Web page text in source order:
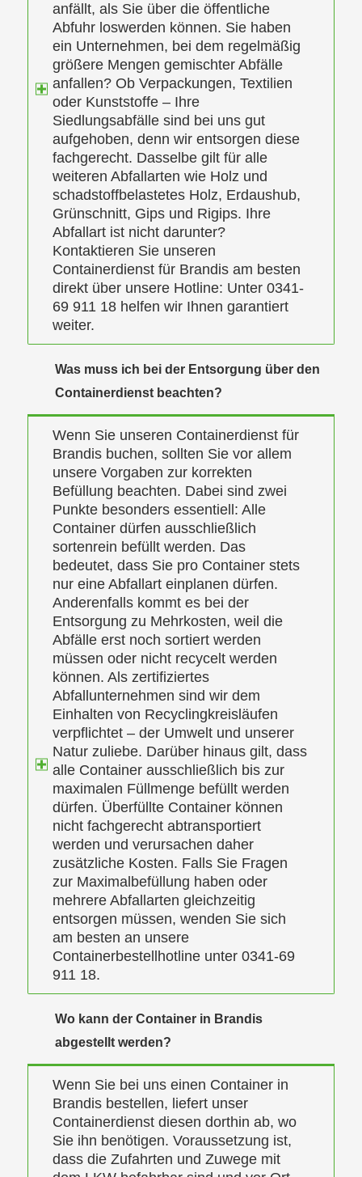
anfällt, als Sie über die öffentliche
Abfuhr loswerden können. Sie haben
ein Unternehmen, bei dem regelmäßig
größere Mengen gemischter Abfälle
anfallen? Ob Verpackungen, Textilien
oder Kunststoffe – Ihre
Siedlungsabfälle sind bei uns gut
aufgehoben, denn wir entsorgen diese
fachgerecht. Dasselbe gilt für alle
weiteren Abfallarten wie Holz und
schadstoffbelastetes Holz, Erdaushub,
Grünschnitt, Gips und Rigips. Ihre
Abfallart ist nicht darunter?
Kontaktieren Sie unseren
Containerdienst für Brandis am besten
direkt über unsere Hotline: Unter 0341-
69 911 18 helfen wir Ihnen garantiert
weiter.
Was muss ich bei der Entsorgung über den
Containerdienst beachten?
Wenn Sie unseren Containerdienst für
Brandis buchen, sollten Sie vor allem
unsere Vorgaben zur korrekten
Befüllung beachten. Dabei sind zwei
Punkte besonders essentiell: Alle
Container dürfen ausschließlich
sortenrein befüllt werden. Das
bedeutet, dass Sie pro Container stets
nur eine Abfallart einplanen dürfen.
Anderenfalls kommt es bei der
Entsorgung zu Mehrkosten, weil die
Abfälle erst noch sortiert werden
müssen oder nicht recycelt werden
können. Als zertifiziertes
Abfallunternehmen sind wir dem
Einhalten von Recyclingkreisläufen
verpflichtet – der Umwelt und unserer
Natur zuliebe. Darüber hinaus gilt, dass
alle Container ausschließlich bis zur
maximalen Füllmenge befüllt werden
dürfen. Überfüllte Container können
nicht fachgerecht abtransportiert
werden und verursachen daher
zusätzliche Kosten. Falls Sie Fragen
zur Maximalbefüllung haben oder
mehrere Abfallarten gleichzeitig
entsorgen müssen, wenden Sie sich
am besten an unsere
Containerbestellhotline unter 0341-69
911 18.
Wo kann der Container in Brandis
abgestellt werden?
Wenn Sie bei uns einen Container in
Brandis bestellen, liefert unser
Containerdienst diesen dorthin ab, wo
Sie ihn benötigen. Voraussetzung ist,
dass die Zufahrten und Zuwege mit